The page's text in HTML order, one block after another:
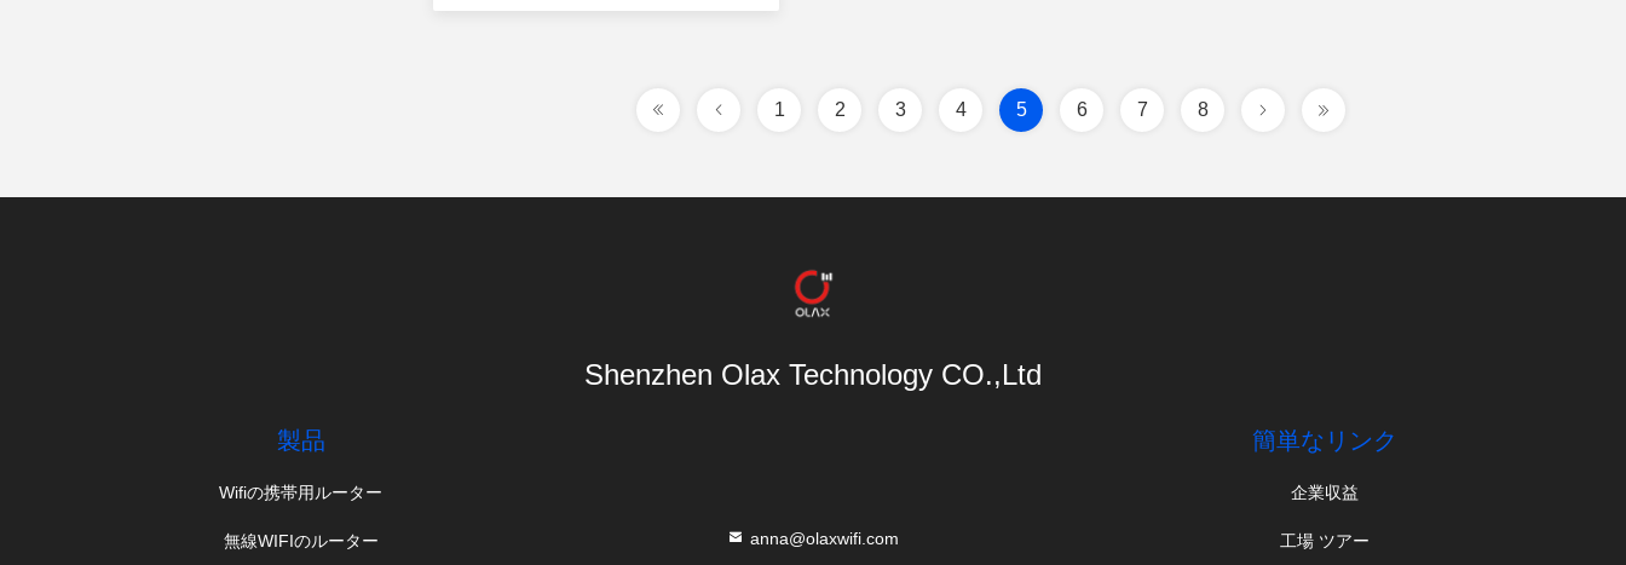
1 2 3 4 5 6 7 8
Shenzhen Olax Technology CO.,Ltd
製品
Wifiの携帯用ルーター
無線WIFIのルーター anna@olaxwifi.com
簡単なリンク
企業収益
工場 ツアー